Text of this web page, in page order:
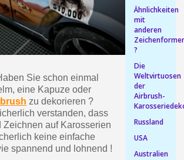
Ihr Online-Angebot
Teilen Sie Ihre Kreationen
Sammeln Sie mit jeder
Rücksendung von
Rabatt von 5€ auf
10€ Einkaufsgutschein
Sie schon einmal
eine Kapuze oder
zu dekorieren ?
verstanden, dass
Zeichnen auf Karosserien
keine einfache
spannend und lohnend !
Ähnlichkeiten
mit
anderen
?
Die
Weltvirtuosen
der
Airbrush-
Russland
USA
Australien